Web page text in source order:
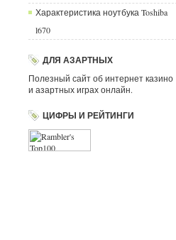
Характеристика ноутбука Toshiba
l670
ДЛЯ АЗАРТНЫХ
Полезный сайт об интернет казино
и азартных играх онлайн.
ЦИФРЫ И РЕЙТИНГИ